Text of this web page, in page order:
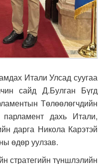
Итали Улсад суугаа
сайд Д.Булган Бүгд
Төлөөлөгчдийн
дахь Итали,
дарга Никола Карэтэй
өдөр уулзав.
стратегийн түншлэлийн